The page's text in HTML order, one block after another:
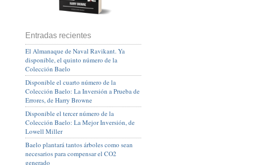
Entradas recientes
El Almanaque de Naval Ravikant. Ya
disponible, el quinto número de la
Colección Baelo
Disponible el cuarto número de la
Colección Baelo: La Inversión a Prueba de
Errores, de Harry Browne
Disponible el tercer número de la
Colección Baelo: La Mejor Inversión, de
Lowell Miller
Baelo plantará tantos árboles como sean
necesarios para compensar el CO2
generado